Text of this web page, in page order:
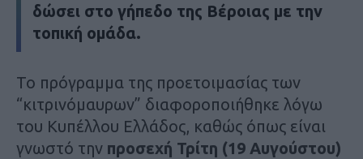
δώσει στο γήπεδο της Βέροιας με την
τοπική ομάδα.
Το πρόγραμμα της προετοιμασίας των
“κιτρινόμαυρων” διαφοροποιήθηκε λόγω
του Κυπέλλου Ελλάδος, καθώς όπως είναι
γνωστό την προσεχή Τρίτη (19 Αυγούστου)